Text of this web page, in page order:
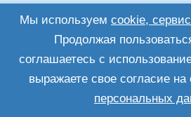
при каких условиях не является
определяется положениями Статьи
кодекса РФ.
пользоваться сайтом, Вы
файлов cookie и выражаете свое
персональных данных.
Мы используем cookie,
Продолжая
соглашаетесь с
выражаете свое согласие
персональных